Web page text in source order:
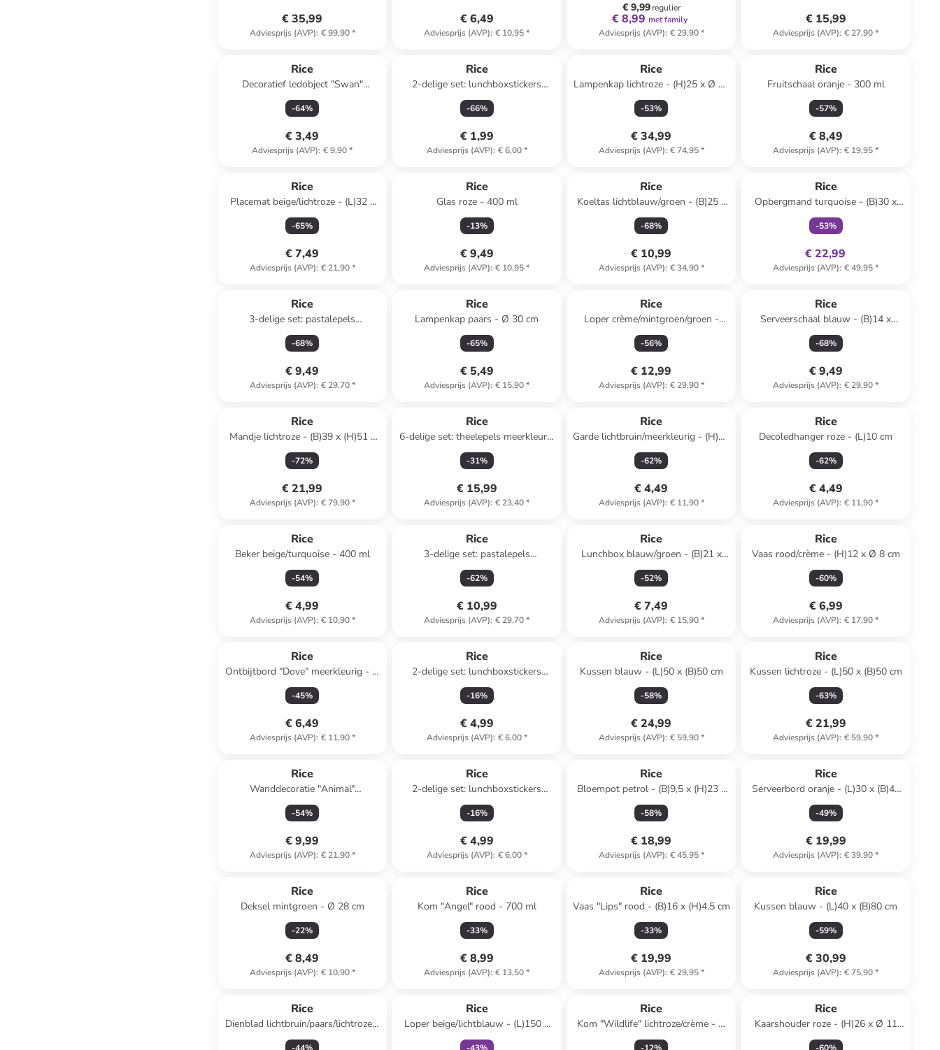
€ 35,99
Adviesprijs (AVP): € 99,90*
€ 6,49
Adviesprijs (AVP): € 10,95*
€ 9,99regulier
€ 8,99 met family
Adviesprijs (AVP): € 29,90*
€ 15,99
Adviesprijs (AVP): € 27,90*
Rice
Decoratief ledobject "Swan"
wit/lichtroze - (B)7,5 x (H)9 cm
-64%
€ 3,49
Adviesprijs (AVP): € 9,90*
Rice
2-delige set: lunchboxstickers
"Monster" meerkleurig
-66%
€ 1,99
Adviesprijs (AVP): € 6,00*
Rice
Lampenkap lichtroze - (H)25 x Ø 40
cm
-53%
€ 34,99
Adviesprijs (AVP): € 74,95*
Rice
Fruitschaal oranje - 300 ml
-57%
€ 8,49
Adviesprijs (AVP): € 19,95*
Rice
Placemat beige/lichtroze - (L)32 x
(B)44 cm
-65%
€ 7,49
Adviesprijs (AVP): € 21,90*
Rice
Glas roze - 400 ml
-13%
€ 9,49
Adviesprijs (AVP): € 10,95*
Rice
Koeltas lichtblauw/groen - (B)25 x
(H)30 x (D)27 cm
-68%
€ 10,99
Adviesprijs (AVP): € 34,90*
Rice
Opbergmand turquoise - (B)30 x
(H)25 cm
-53%
€ 22,99
Adviesprijs (AVP): € 49,95*
Rice
3-delige set: pastalepels
lichtroze/crème/blauw - (L)32 cm
-68%
€ 9,49
Adviesprijs (AVP): € 29,70*
Rice
Lampenkap paars - Ø 30 cm
-65%
€ 5,49
Adviesprijs (AVP): € 15,90*
Rice
Loper crème/mintgroen/groen -
(L)150 x (B)90 cm
-56%
€ 12,99
Adviesprijs (AVP): € 29,90*
Rice
Serveerschaal blauw - (B)14 x
(H)25 cm
-68%
€ 9,49
Adviesprijs (AVP): € 29,90*
Rice
Mandje lichtroze - (B)39 x (H)51 x
(D)32 cm
-72%
€ 21,99
Adviesprijs (AVP): € 79,90*
Rice
6-delige set: theelepels meerkleurig
- (L)14 cm
-31%
€ 15,99
Adviesprijs (AVP): € 23,40*
Rice
Garde lichtbruin/meerkleurig - (H)27
cm
-62%
€ 4,49
Adviesprijs (AVP): € 11,90*
Rice
Decoledhanger roze - (L)10 cm
-62%
€ 4,49
Adviesprijs (AVP): € 11,90*
Rice
Beker beige/turquoise - 400 ml
-54%
€ 4,99
Adviesprijs (AVP): € 10,90*
Rice
3-delige set: pastalepels
meerkleurig - (H)32 cm
-62%
€ 10,99
Adviesprijs (AVP): € 29,70*
Rice
Lunchbox blauw/groen - (B)21 x
(H)7,5 x (D)14 cm
-52%
€ 7,49
Adviesprijs (AVP): € 15,90*
Rice
Vaas rood/crème - (H)12 x Ø 8 cm
-60%
€ 6,99
Adviesprijs (AVP): € 17,90*
Rice
Ontbijtbord "Dove" meerkleurig - Ø
20 cm
-45%
€ 6,49
Adviesprijs (AVP): € 11,90*
Rice
2-delige set: lunchboxstickers
"Mermaid" meerkleurig
-16%
€ 4,99
Adviesprijs (AVP): € 6,00*
Rice
Kussen blauw - (L)50 x (B)50 cm
-58%
€ 24,99
Adviesprijs (AVP): € 59,90*
Rice
Kussen lichtroze - (L)50 x (B)50 cm
-63%
€ 21,99
Adviesprijs (AVP): € 59,90*
Rice
Wanddecoratie "Animal"
beige/zwart/lichtroze - Ø 13 cm
-54%
€ 9,99
Adviesprijs (AVP): € 21,90*
Rice
2-delige set: lunchboxstickers
"Dino" meerkleurig
-16%
€ 4,99
Adviesprijs (AVP): € 6,00*
Rice
Bloempot petrol - (B)9,5 x (H)23 x
(D)21 cm
-58%
€ 18,99
Adviesprijs (AVP): € 45,95*
Rice
Serveerbord oranje - (L)30 x (B)41
cm
-49%
€ 19,99
Adviesprijs (AVP): € 39,90*
Rice
Deksel mintgroen - Ø 28 cm
-22%
€ 8,49
Adviesprijs (AVP): € 10,90*
Rice
Kom "Angel" rood - 700 ml
-33%
€ 8,99
Adviesprijs (AVP): € 13,50*
Rice
Vaas "Lips" rood - (B)16 x (H)4,5 cm
-33%
€ 19,99
Adviesprijs (AVP): € 29,95*
Rice
Kussen blauw - (L)40 x (B)80 cm
-59%
€ 30,99
Adviesprijs (AVP): € 75,90*
Rice
Dienblad lichtbruin/paars/lichtroze -
(L)34 x (B)30 cm
Rice
Loper beige/lichtblauw - (L)150 x
(B)90 cm
Rice
Kom "Wildlife" lichtroze/crème - Ø
20 cm
Rice
Kaarshouder roze - (H)26 x Ø 11
cm